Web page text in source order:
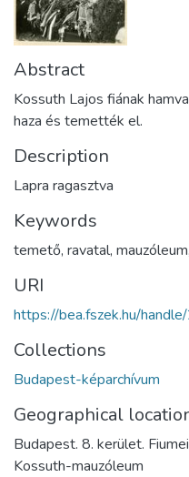
Abstract
Kossuth Lajos fiának
haza és temették el.
Description
Lapra ragasztva
Keywords
temető, ravatal, mauzóleum,
URI
https://bea.fszek.hu/
Collections
Budapest-képarchívum
Geographical
Budapest. 8. kerület.
Kossuth-mauzóleum